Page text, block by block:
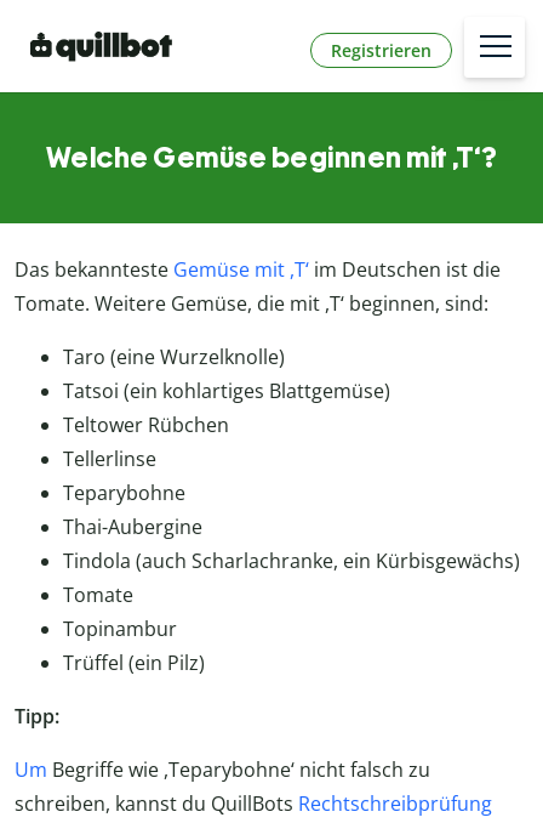
Registrieren
Welche Gemüse beginnen mit ,T‘?
Das bekannteste Gemüse mit ,T‘ im Deutschen ist die
Tomate. Weitere Gemüse, die mit ,T‘ beginnen, sind:
Taro (eine Wurzelknolle)
Tatsoi (ein kohlartiges Blattgemüse)
Teltower Rübchen
Tellerlinse
Teparybohne
Thai-Aubergine
Tindola (auch Scharlachranke, ein Kürbisgewächs)
Tomate
Topinambur
Trüffel (ein Pilz)
Tipp:
Um Begriffe wie ,Teparybohne‘ nicht falsch zu
schreiben, kannst du QuillBots Rechtschreibprüfung